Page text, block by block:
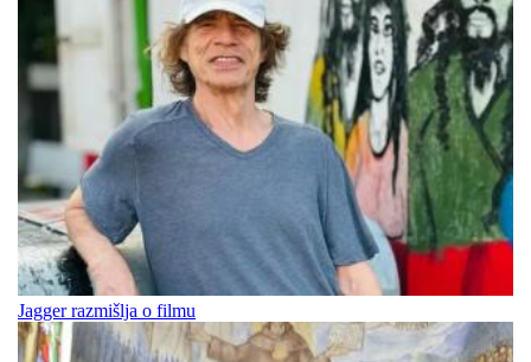
Jagger razmišlja o filmu